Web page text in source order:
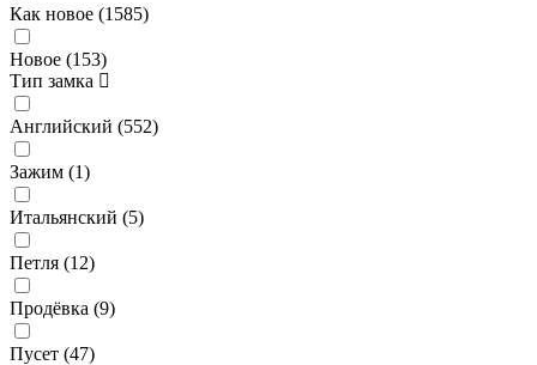
Как новое (1585)
Новое (153)
Тип замка
Английский (552)
Зажим (1)
Итальянский (5)
Петля (12)
Продёвка (9)
Пусет (47)